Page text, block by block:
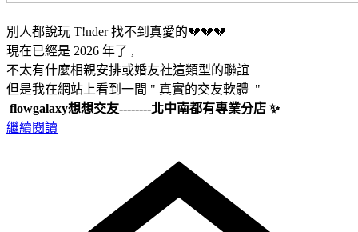
別人都說玩 T!nder 找不到真愛的💔💔💔
現在已經是 2026 年了 ,
不太有什麼相親安排或婚友社這類型的聯誼
但是我在網站上看到一間 " 真實的交友軟體 "
flowgalaxy想想交友--------北中南都有專業分店 ✨
繼續閱讀